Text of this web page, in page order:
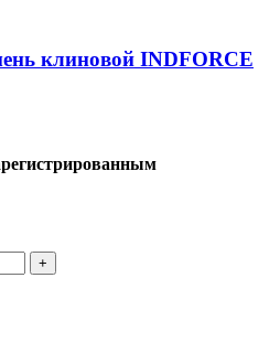
клиновой INDFORCE